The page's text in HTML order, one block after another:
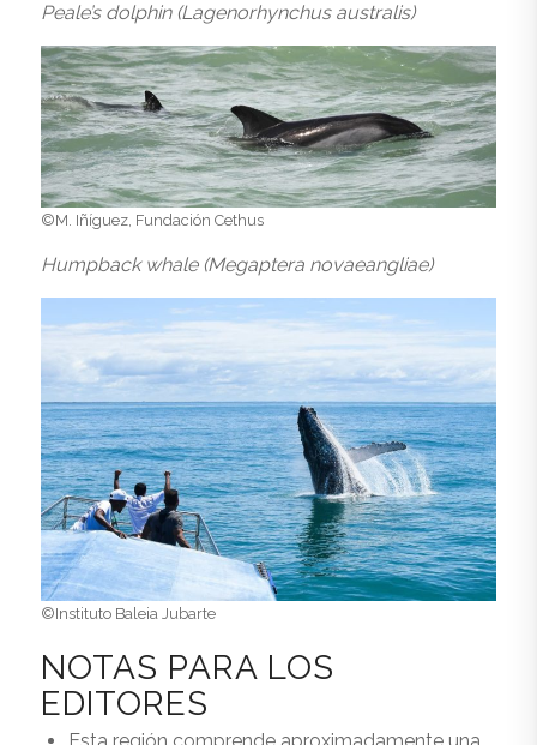
Peale’s dolphin (Lagenorhynchus australis)
©M. Iñíguez, Fundación Cethus
Humpback whale (Megaptera novaeangliae)
©Instituto Baleia Jubarte
NOTAS PARA LOS
EDITORES